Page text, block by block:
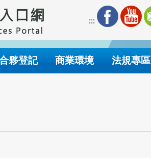
:::
夥登記 商業環境 法規專區